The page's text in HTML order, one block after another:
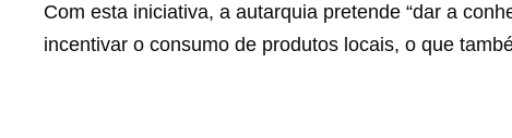
Com esta iniciativa, a autarquia pretende “dar a
incentivar o consumo de produtos locais, o que